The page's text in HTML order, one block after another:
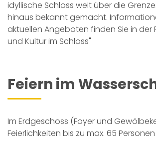
idyllische Schloss weit über die
hinaus bekannt gemacht.
aktuellen Angeboten finden Sie in der
und Kultur im Schloss"
Feiern im
Im Erdgeschoss (Foyer und
Feierlichkeiten bis zu max. 65